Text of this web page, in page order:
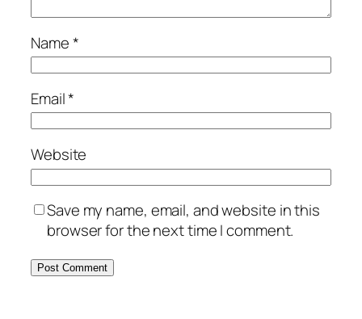
Name*
Email*
Website
Save my name, email, and website in this
browser for the next time I comment.